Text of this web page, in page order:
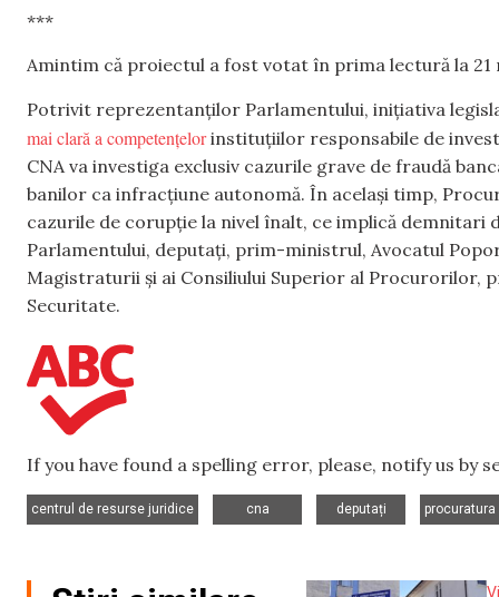
***
Amintim că proiectul a fost votat în prima lectură la 21
Potrivit reprezentanților Parlamentului, inițiativa
mai clară a competențelorinstituțiilor responsabile de
CNA va investiga exclusiv cazurile grave de fraudă
banilor ca infracțiune autonomă. În același timp,
cazurile de corupție la nivel înalt, ce implică
Parlamentului, deputați, prim-ministrul, Avocatul
Magistraturii și ai Consiliului Superior al Procurorilor,
Securitate.
If you have found a spelling error, please, notify us by
centrul de resurse juridice
cna
deputați